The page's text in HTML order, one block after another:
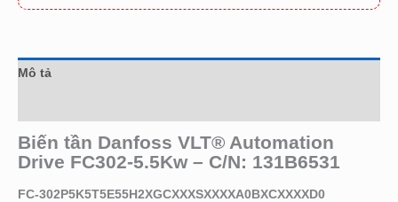
Mô tả
Biến tần Danfoss VLT® Automation
Drive FC302-5.5Kw – C/N: 131B6531
FC-302P5K5T5E55H2XGCXXXSXXXXA0BXCXXXXD0